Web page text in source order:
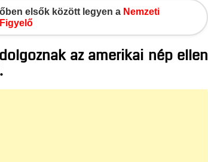
elsők között legyen a Nemzeti
az amerikai nép ellen